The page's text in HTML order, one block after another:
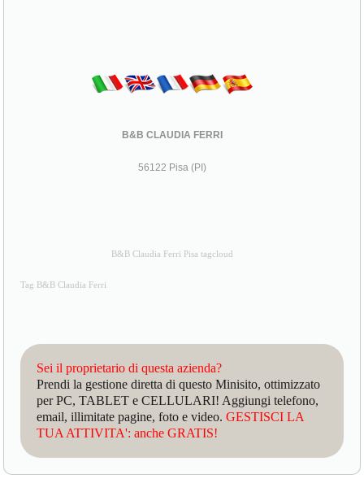
B&B CLAUDIA FERRI
56122 Pisa (PI)
B&B Claudia Ferri Pisa tagcloud
Tag B&B Claudia Ferri
Sei il proprietario di questa azienda?
Prendi la gestione diretta di questo Minisito, ottimizzato
per PC, TABLET e CELLULARI! Aggiungi telefono,
email, illimitate pagine, foto e video.GESTISCI LA
TUA ATTIVITA': anche GRATIS!